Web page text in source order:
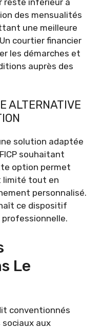
des mensualités
une meilleure
courtier financier
les démarches et
auprès des
ALTERNATIVE
solution adaptée
souhaitant
option permet
limité tout en
personnalisé.
ce dispositif
Le
conventionnés
aux